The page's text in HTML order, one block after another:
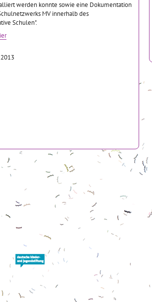
werden konnte sowie eine Dokumentation
MV innerhalb des
Schulen".